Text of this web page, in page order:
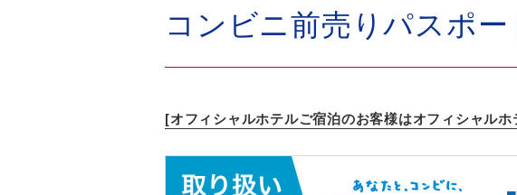
コンビニ前売りパスポー
[オフィシャルホテルご宿泊のお客様はオフィシャル